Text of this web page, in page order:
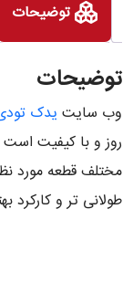
توضیحات
توضیحات
وب سایت یدک
روز و با کیفیت است
مختلف قطعه مورد
طولانی تر و کارکرد